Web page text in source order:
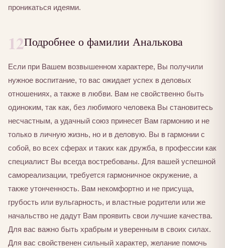
проникаться идеями.
12Подробнее о фамилии Аналькова
Если при Вашем возвышенном характере, Вы получили
нужное воспитание, то вас ожидает успех в деловых
отношениях, а также в любви. Вам не свойственно быть
одиноким, так как, без любимого человека Вы становитесь
несчастным, а удачный союз принесет Вам гармонию и не
только в личную жизнь, но и в деловую. Вы в гармонии с
собой, во всех сферах и таких как дружба, в профессии как
специалист Вы всегда востребованы. Для вашей успешной
самореализации, требуется гармоничное окружение, а
также утонченность. Вам некомфортно и не присуща,
грубость или вульгарность, и властные родители или же
начальство не дадут Вам проявить свои лучшие качества.
Для вас важно быть храбрым и уверенным в своих силах.
Для вас свойственен сильный характер, желание помочь